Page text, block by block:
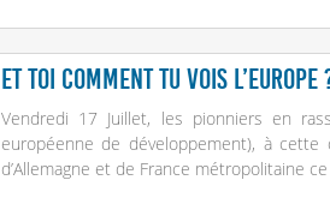
Et toi comment tu vois l’Europe
Vendredi 17 Juillet, les pionniers en
européenne de développement), à
d’Allemagne et de France métropolitaine